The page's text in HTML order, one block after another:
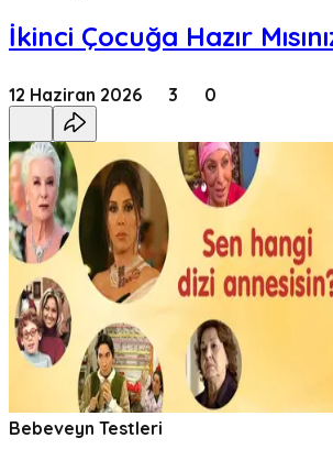
İkinci Çocuğa Hazır
12 Haziran 2026 3 0
Bebeveyn Testleri